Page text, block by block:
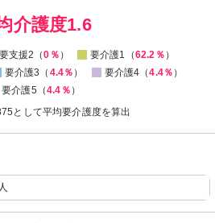
0
介護度1.6
要支援2（0％ ） 要介護1（62.2％ ）
要介護3（ 4.4％ ） 要介護4（4.4％ ）
要介護5（4.4％ ）
として平均要介護度を算出